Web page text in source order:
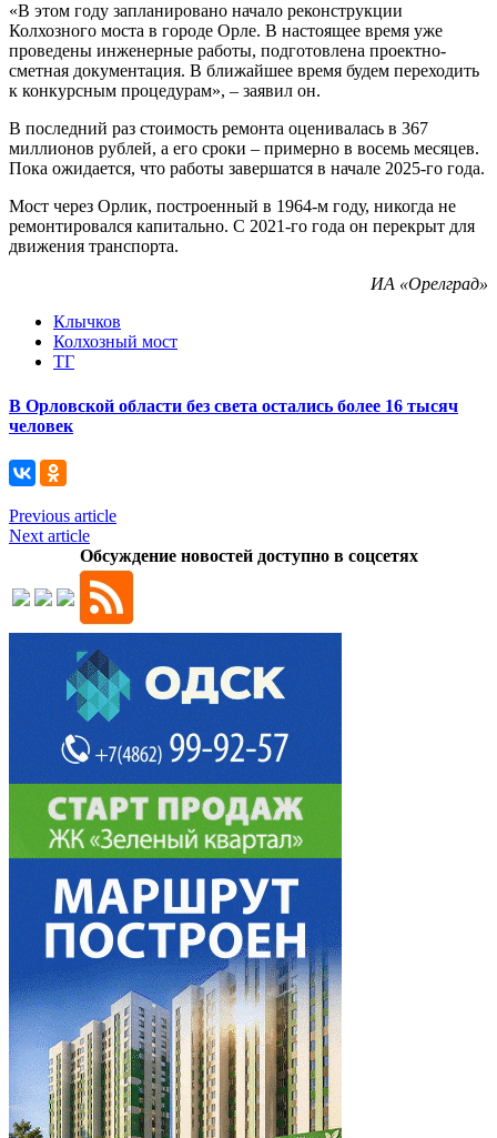
«В этом году запланировано начало реконструкции
Колхозного моста в городе Орле. В настоящее время уже
проведены инженерные работы, подготовлена проектно-
сметная документация. В ближайшее время будем переходить
к конкурсным процедурам», – заявил он.
В последний раз стоимость ремонта оценивалась в 367
миллионов рублей, а его сроки – примерно в восемь месяцев.
Пока ожидается, что работы завершатся в начале 2025-го года.
Мост через Орлик, построенный в 1964-м году, никогда не
ремонтировался капитально. С 2021-го года он перекрыт для
движения транспорта.
ИА «Орелград»
Клычков
Колхозный мост
ТГ
В Орловской области без света остались более 16 тысяч
человек
Previous article
Next article
Обсуждение новостей доступно в соцсетях